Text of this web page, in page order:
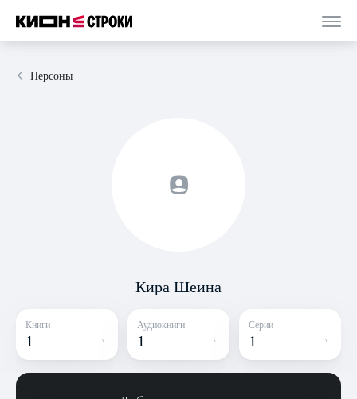
Персоны
Кира Шеина
Книги
1
Аудиокниги
1
Серии
1